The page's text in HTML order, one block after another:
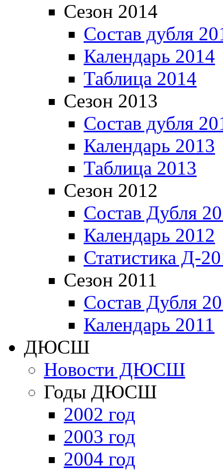
Сезон 2014
Состав дубля
Календарь 2014
Таблица 2014
Сезон 2013
Состав дубля
Календарь 2013
Таблица 2013
Сезон 2012
Состав Дубля
Календарь 2012
Статистика Д-
Сезон 2011
Состав Дубля
Календарь 2011
ДЮСШ
Новости ДЮСШ
Годы ДЮСШ
2002 год
2003 год
2004 год